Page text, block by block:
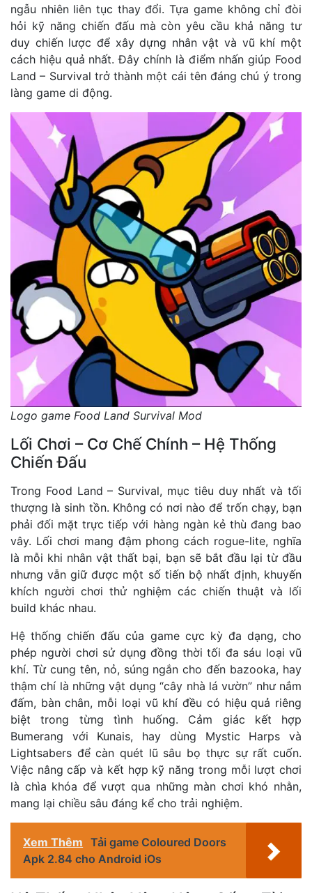
ngẫu nhiên liên tục thay đổi. Tựa game không chỉ đòi
hỏi kỹ năng chiến đấu mà còn yêu cầu khả năng tư
duy chiến lược để xây dựng nhân vật và vũ khí một
cách hiệu quả nhất. Đây chính là điểm nhấn giúp Food
Land – Survival trở thành một cái tên đáng chú ý trong
làng game di động.
Logo game Food Land Survival Mod
Lối Chơi – Cơ Chế Chính – Hệ Thống
Chiến Đấu
Trong Food Land – Survival, mục tiêu duy nhất và tối
thượng là sinh tồn. Không có nơi nào để trốn chạy, bạn
phải đối mặt trực tiếp với hàng ngàn kẻ thù đang bao
vây. Lối chơi mang đậm phong cách rogue-lite, nghĩa
là mỗi khi nhân vật thất bại, bạn sẽ bắt đầu lại từ đầu
nhưng vẫn giữ được một số tiến bộ nhất định, khuyến
khích người chơi thử nghiệm các chiến thuật và lối
build khác nhau.
Hệ thống chiến đấu của game cực kỳ đa dạng, cho
phép người chơi sử dụng đồng thời tối đa sáu loại vũ
khí. Từ cung tên, nỏ, súng ngắn cho đến bazooka, hay
thậm chí là những vật dụng “cây nhà lá vườn” như nắm
đấm, bàn chân, mỗi loại vũ khí đều có hiệu quả riêng
biệt trong từng tình huống. Cảm giác kết hợp
Bumerang với Kunais, hay dùng Mystic Harps và
Lightsabers để càn quét lũ sâu bọ thực sự rất cuốn.
Việc nâng cấp và kết hợp kỹ năng trong mỗi lượt chơi
là chìa khóa để vượt qua những màn chơi khó nhằn,
mang lại chiều sâu đáng kể cho trải nghiệm.
Xem Thêm Tải game Coloured Doors
Apk 2.84 cho Android iOs